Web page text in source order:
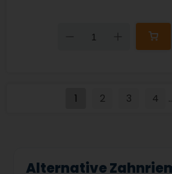
Down
1 2 3 4
Alternative